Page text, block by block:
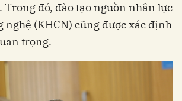
Trong đó, đào tạo nguồn nhân lực
nghệ (KHCN) cũng được xác định
trọng.